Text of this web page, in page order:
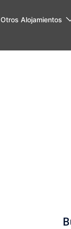
Otros Alojamientos